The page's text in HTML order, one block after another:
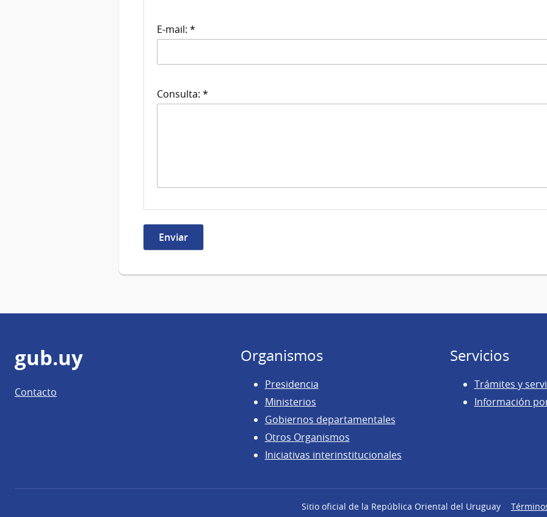
E-mail: *
Consulta: *
Pie
de
página
gub.uy
Contacto
Organismos
Presidencia
Ministerios
Gobiernos departamentales
Otros Organismos
Iniciativas interinstitucionales
Servicios
Trámites y
Información
Sitio oficial de la República Oriental del Uruguay